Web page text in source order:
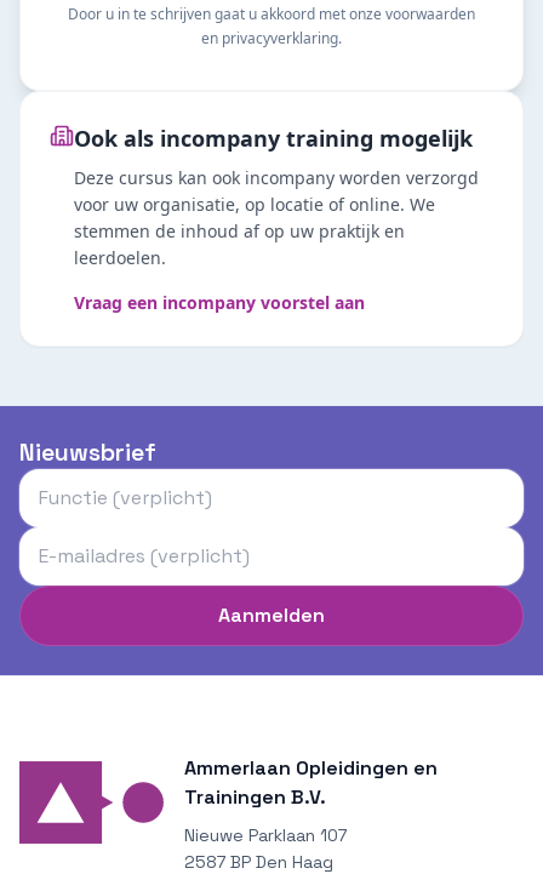
Door u in te schrijven gaat u akkoord met onze voorwaarden
en privacyverklaring.
Ook als incompany training mogelijk
Deze cursus kan ook incompany worden verzorgd
voor uw organisatie, op locatie of online. We
stemmen de inhoud af op uw praktijk en
leerdoelen.
Vraag een incompany voorstel aan
Nieuwsbrief
Aanmelden
Ammerlaan Opleidingen en
Trainingen B.V.
Nieuwe Parklaan 107
2587 BP Den Haag